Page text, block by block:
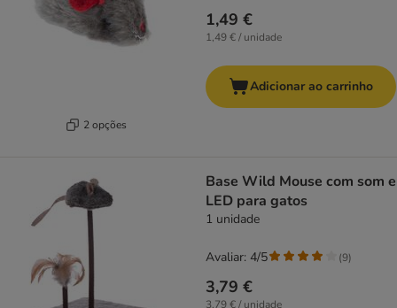
2 opções
1,49 €
1,49 € / unidade
Adicionar ao carrinho
Base Wild Mouse com som e
LED para gatos
1 unidade
3,79 €
3,79 € / unidade
Avaliar: 4/5 (9)